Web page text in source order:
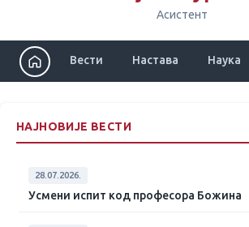
Асистент
Вести Настава Наука
НАЈНОВИЈЕ ВЕСТИ
28.07.2026.
Усмени испит код професора Божина